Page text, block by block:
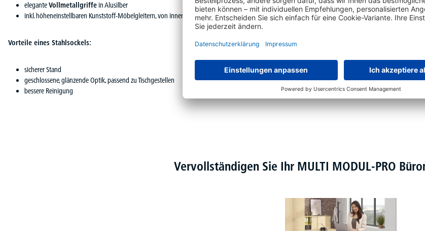
eleganteVollmetallgriffein Alusilber
inkl. höheneinstellbaren Kunststoff-Möbelgleitern, von innen einstellbar, Stahlsockel optional
Vorteile eines Stahlsockels:
sicherer Stand
geschlossene, glänzende Optik, passend zu Tischgestellen
bessere Reinigung
Vervollständigen Sie Ihr MULTI MODUL-PRO